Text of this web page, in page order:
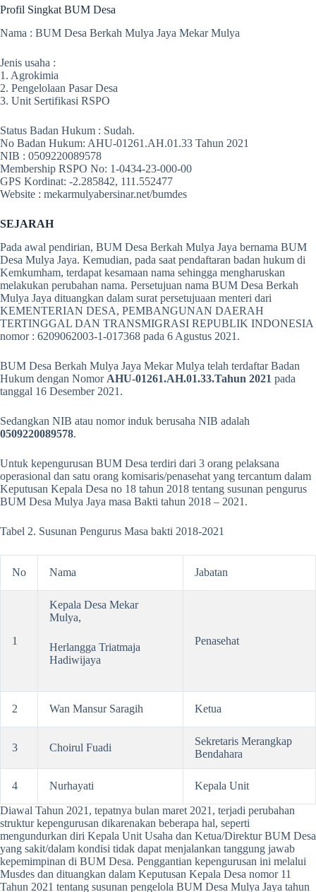
Profil Singkat BUM Desa
Nama : BUM Desa Berkah Mulya Jaya Mekar Mulya
Jenis usaha :
1. Agrokimia
2. Pengelolaan Pasar Desa
3. Unit Sertifikasi RSPO
Status Badan Hukum : Sudah.
No Badan Hukum: AHU-01261.AH.01.33 Tahun 2021
NIB : 0509220089578
Membership RSPO No: 1-0434-23-000-00
GPS Kordinat: -2.285842, 111.552477
Website : mekarmulyabersinar.net/bumdes
SEJARAH
Pada awal pendirian, BUM Desa Berkah Mulya Jaya bernama BUM
Desa Mulya Jaya. Kemudian, pada saat pendaftaran badan hukum di
Kemkumham, terdapat kesamaan nama sehingga mengharuskan
melakukan perubahan nama. Persetujuan nama BUM Desa Berkah
Mulya Jaya dituangkan dalam surat persetujuaan menteri dari
KEMENTERIAN DESA, PEMBANGUNAN DAERAH
TERTINGGAL DAN TRANSMIGRASI REPUBLIK INDONESIA
nomor : 6209062003-1-017368 pada 6 Agustus 2021.
BUM Desa Berkah Mulya Jaya Mekar Mulya telah terdaftar Badan
Hukum dengan Nomor AHU-01261.AH.01.33.Tahun 2021 pada
tanggal 16 Desember 2021.
Sedangkan NIB atau nomor induk berusaha NIB adalah
0509220089578.
Untuk kepengurusan BUM Desa terdiri dari 3 orang pelaksana
operasional dan satu orang komisaris/penasehat yang tercantum dalam
Keputusan Kepala Desa no 18 tahun 2018 tentang susunan pengurus
BUM Desa Mulya Jaya masa Bakti tahun 2018 – 2021.
Tabel 2. Susunan Pengurus Masa bakti 2018-2021
No Nama Jabatan
1
Kepala Desa Mekar
Mulya,
Herlangga Triatmaja
Hadiwijaya
Penasehat
2 Wan Mansur Saragih Ketua
3 Choirul Fuadi
Sekretaris Merangkap
Bendahara
4 Nurhayati Kepala Unit
Diawal Tahun 2021, tepatnya bulan maret 2021, terjadi perubahan
struktur kepengurusan dikarenakan beberapa hal, seperti
mengundurkan diri Kepala Unit Usaha dan Ketua/Direktur BUM Desa
yang sakit/dalam kondisi tidak dapat menjalankan tanggung jawab
kepemimpinan di BUM Desa. Penggantian kepengurusan ini melalui
Musdes dan dituangkan dalam Keputusan Kepala Desa nomor 11
Tahun 2021 tentang susunan pengelola BUM Desa Mulya Jaya tahun